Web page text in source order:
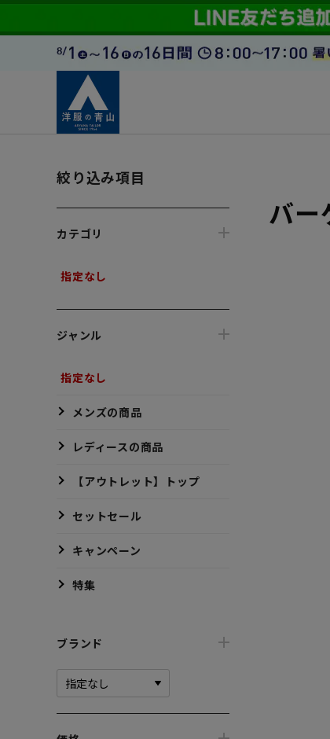
絞り込み項目
カテゴリ
指定なし
ジャンル
指定なし
メンズの商品
レディースの商品
【アウトレット】トップ
セットセール
キャンペーン
特集
ブランド
バー